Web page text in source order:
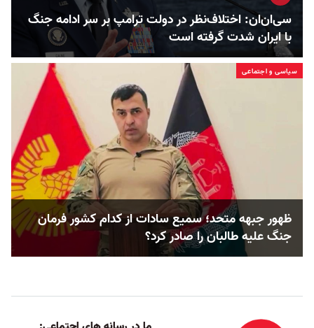
سی‌ان‌ان: اختلاف‌نظر در دولت ترامپ بر سر ادامه جنگ
با ایران شدت گرفته است
سیاسی و اجتماعی
ظهور جبهه متحد؛ سمیع سادات از کدام کشور فرمان
جنگ علیه طالبان را صادر کرد؟